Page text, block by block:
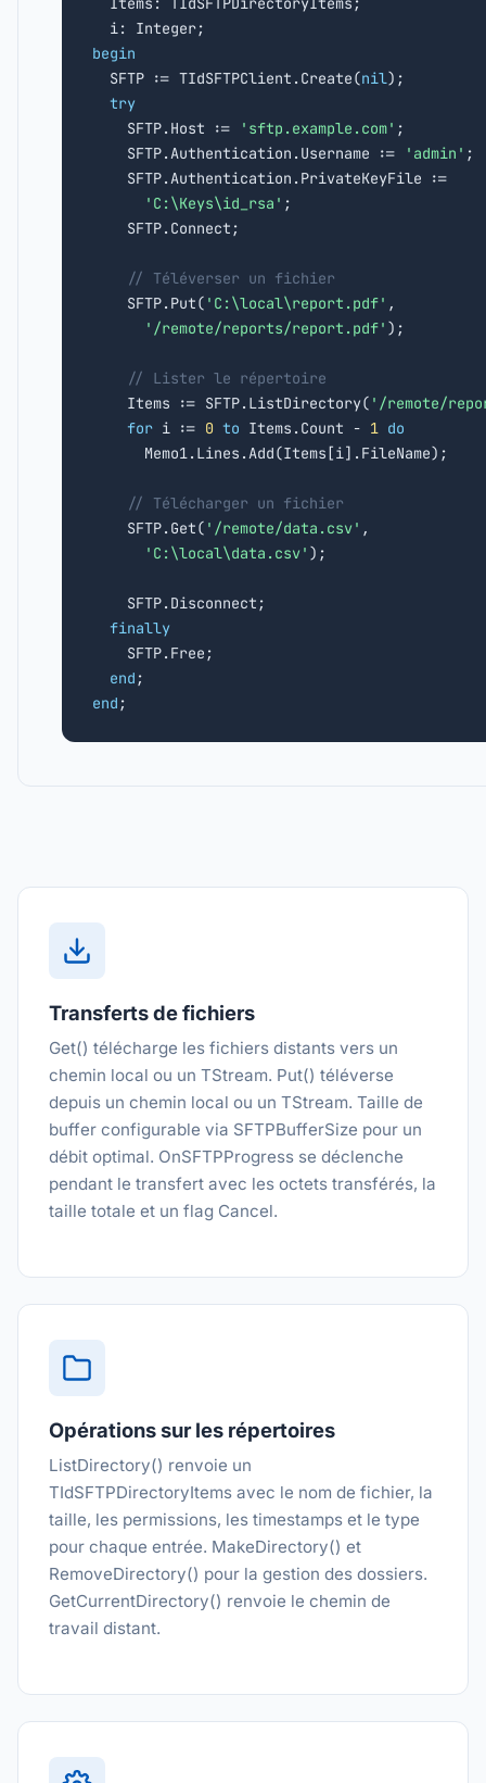
begin
SFTP := TIdSFTPClient.Create(nil);
try
    SFTP.Host :=
'sftp.example.com' ;
    SFTP.Authentication.Username :=
'admin' ;
    SFTP.Authentication.PrivateKeyFile :=
'C:\Keys\id_rsa' ;
    SFTP.Connect;
// Téléverser un fichier
    SFTP.Put(
'C:\local\report.pdf' ,
'/remote/reports/report.pdf' );
// Lister le répertoire
    Items := SFTP.ListDirectory(
'/remote/
for i := 0 to Items.Count - 1 do
      Memo1.Lines.Add(Items[i].FileName);
// Télécharger un fichier
    SFTP.Get(
'/remote/data.csv' ,
'C:\local\data.csv' );
    SFTP.Disconnect;
finally
    SFTP.Free;
end
end ;
Transferts de fichiers
Get() télécharge les fichiers distants vers un
chemin local ou un TStream. Put() téléverse
depuis un chemin local ou un TStream. Taille de
buffer configurable via SFTPBufferSize pour un
débit optimal. OnSFTPProgress se déclenche
pendant le transfert avec les octets transférés, la
taille totale et un flag Cancel.
Opérations sur les répertoires
ListDirectory() renvoie un
TIdSFTPDirectoryItems avec le nom de fichier, la
taille, les permissions, les timestamps et le type
pour chaque entrée. MakeDirectory() et
RemoveDirectory() pour la gestion des dossiers.
GetCurrentDirectory() renvoie le chemin de
travail distant.